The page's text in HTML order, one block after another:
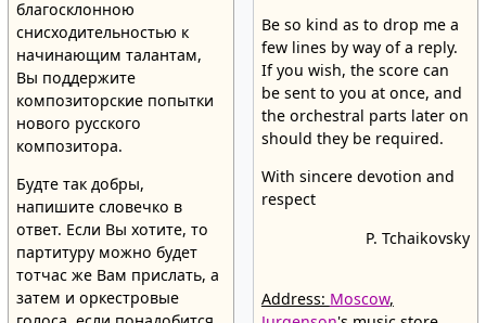
благосклонною
снисходительностью к
начинающим талантам,
Вы поддержите
композиторские попытки
нового русского
композитора.
Будте так добры,
напишите словечко в
ответ. Если Вы хотите, то
партитуру можно будет
тотчас же Вам прислать, а
затем и оркестровые
Be so kind as to drop me a
few lines by way of a reply.
If you wish, the score can
be sent to you at once, and
the orchestral parts later on
should they be required.
With sincere devotion and
respect
P. Tchaikovsky
Address: Moscow,